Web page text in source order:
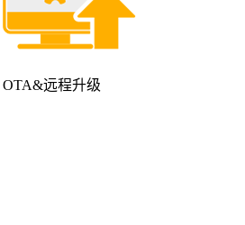
OTA&远程升级